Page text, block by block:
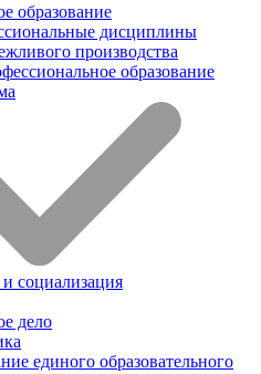
образование
дисциплины
производства
образование
социализация
дело
единого образовательного